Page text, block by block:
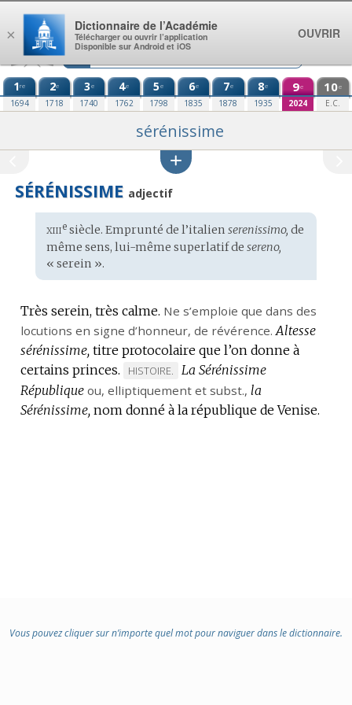
Aller au contenu
1re
1694
2e
1718
3e
1740
4e
1762
5e
1798
6e
1835
7e
1878
8e
1935
9e
2024
10e
E.C.
sérénissime
SÉRÉNISSIME adjectif
Étymologie
:
xiiiesiècle. Emprunté de l’italien serenissimo, de
même sens, lui-même superlatif de sereno,
« serein ».
Très serein, très calme. Ne s’emploie que dans des
locutions en signe d’honneur, de révérence. Altesse
sérénissime, titre protocolaire que l’on donne à
certains princes.
MARQUE
DE
DOMAINE
HISTOIRE.
La Sérénissime
République ou, elliptiquement et subst., la
Sérénissime, nom donné à la république de Venise.
Vous pouvez cliquer sur n’importe quel mot pour naviguer dans le dictionnaire.
×
Dictionnaire de l’Académie
Télécharger ou ouvrir l’application
Disponible sur Android et iOS
OUVRIR